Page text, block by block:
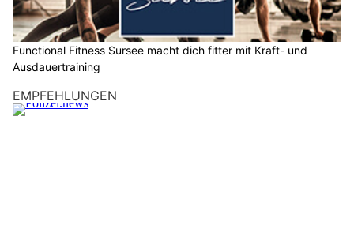
Functional Fitness Sursee macht dich fitter mit Kraft- und
Ausdauertraining
EMPFEHLUNGEN